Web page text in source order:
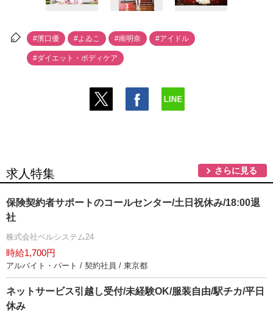
#濱口優 #よゐこ #南明奈 #アイドル
#ダイエット・ボディケア
求人特集 さらに見る
保険契約者サポートのコールセンター/土日祝休み/18:00退
社
株式会社ベルシステム24
時給1,700円
アルバイト・パート / 契約社員 / 東京都
ネットサービス引越し受付/未経験OK/服装自由/駅チカ/平日
休み